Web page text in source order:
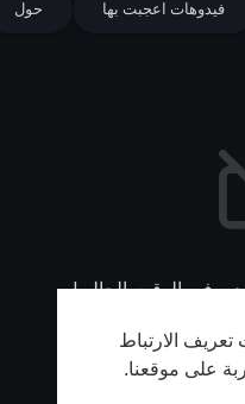
الارتباط
على موقعنا.
فيدوهات اعجبت بها حول
في الوقت الحالي!